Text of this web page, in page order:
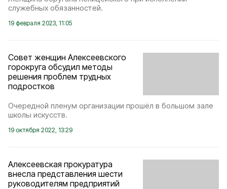
служебных обязанностей.
19 февраля 2023, 11:05
Совет женщин Алексеевского
горокруга обсудил методы
решения проблем трудных
подростков
Очередной пленум организации прошёл в большом зале
школы искусств.
19 октября 2022, 13:29
Алексеевская прокуратура
внесла представления шести
руководителям предприятий